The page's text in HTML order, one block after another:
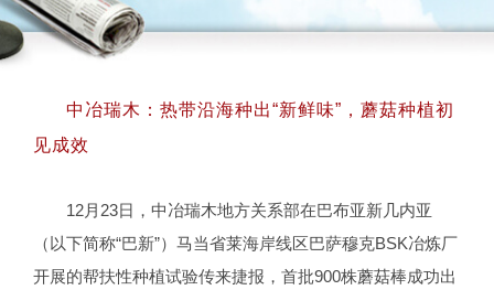
中冶瑞木：热带沿海种出“新鲜味”，蘑菇种植初
见成效
12月23日，中冶瑞木地方关系部在巴布亚新几内亚
（以下简称“巴新”）马当省莱海岸线区巴萨穆克BSK冶炼厂
开展的帮扶性种植试验传来捷报，首批900株蘑菇棒成功出